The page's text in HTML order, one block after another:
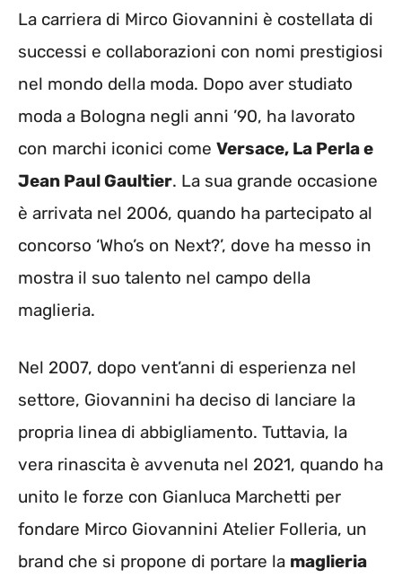
La carriera di Mirco Giovannini è costellata di
successi e collaborazioni con nomi prestigiosi
nel mondo della moda. Dopo aver studiato
moda a Bologna negli anni ’90, ha lavorato
con marchi iconici come Versace, La Perla e
Jean Paul Gaultier. La sua grande occasione
è arrivata nel 2006, quando ha partecipato al
concorso ‘Who’s on Next?’, dove ha messo in
mostra il suo talento nel campo della
maglieria.
Nel 2007, dopo vent’anni di esperienza nel
settore, Giovannini ha deciso di lanciare la
propria linea di abbigliamento. Tuttavia, la
vera rinascita è avvenuta nel 2021, quando ha
unito le forze con Gianluca Marchetti per
fondare Mirco Giovannini Atelier Folleria, un
brand che si propone di portare la maglieria